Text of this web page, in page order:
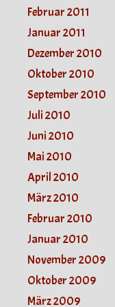
Februar 2011
Januar 2011
Dezember 2010
Oktober 2010
September 2010
Juli 2010
Juni 2010
Mai 2010
April 2010
März 2010
Februar 2010
Januar 2010
November 2009
Oktober 2009
März 2009